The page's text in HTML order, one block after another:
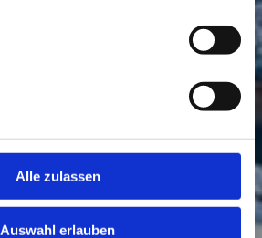
Alle zulassen
Auswahl erlauben